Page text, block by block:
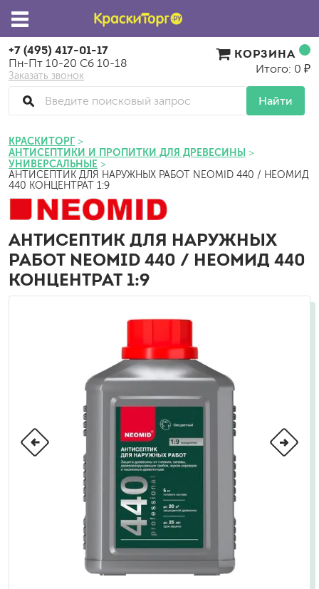
+7 (495) 417-01-17
Пн-Пт 10-20 Сб 10-18
Заказать звонок
Найти
КОРЗИНА
Итого: 0 ₽
КРАСКИТОРГ
АНТИСЕПТИКИ И ПРОПИТКИ ДЛЯ ДРЕВЕСИНЫ
УНИВЕРСАЛЬНЫЕ
АНТИСЕПТИК ДЛЯ НАРУЖНЫХ РАБОТ NEOMID 440 / НЕОМИД
440 КОНЦЕНТРАТ 1:9
АНТИСЕПТИК ДЛЯ НАРУЖНЫХ
РАБОТ NEOMID 440 / НЕОМИД 440
КОНЦЕНТРАТ 1:9